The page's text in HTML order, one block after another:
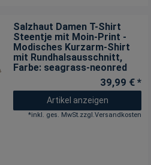
Salzhaut Damen T-Shirt
Steentje mit Moin-Print -
Modisches Kurzarm-Shirt
mit Rundhalsausschnitt,
Farbe: seagrass-neonred
39,99 € *
Artikel anzeigen
*inkl. ges. MwSt.zzgl.Versandkosten